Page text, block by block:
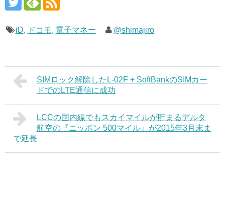
iD, ドコモ, 電子マネー @shimajiro
SIMロック解除したL-02F + SoftBankのSIMカー
ドでのLTE通信に成功
LCCの国内線でもスカイマイルが貯まるデルタ
航空の『ニッポン 500マイル』が2015年3月末ま
で延長